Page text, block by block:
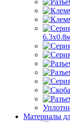
Материалы